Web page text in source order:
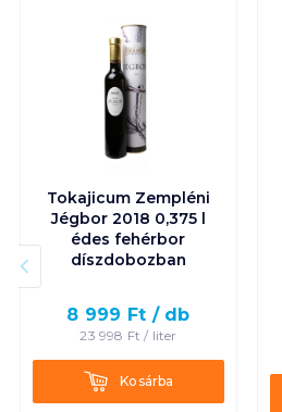
Tokajicum Zempléni
Jégbor 2018 0,375 l
édes fehérbor
díszdobozban
8 999 Ft / db
23 998 Ft / liter
KosárbaKosárba